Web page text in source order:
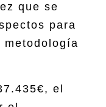
que se
para
el